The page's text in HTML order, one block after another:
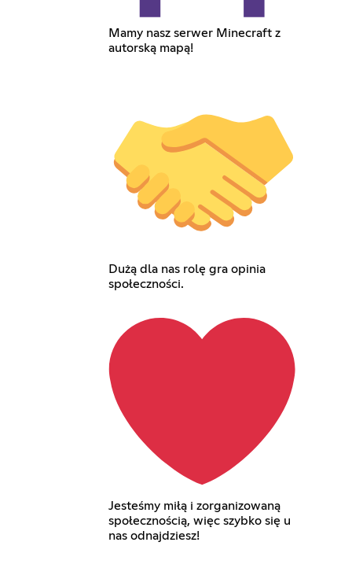
Mamy nasz serwer Minecraft z
autorską mapą!
Dużą dla nas rolę gra opinia
społeczności.
Jesteśmy miłą i zorganizowaną
społecznością, więc szybko się u
nas odnajdziesz!